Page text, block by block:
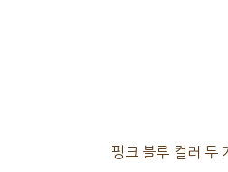
핑크 블루 컬러 두